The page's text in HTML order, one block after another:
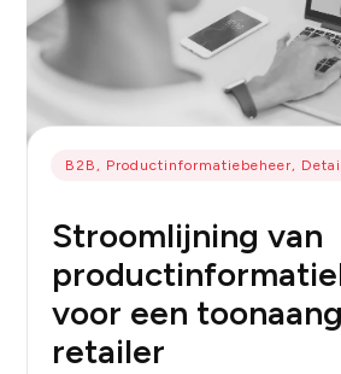
B2B, Productinformatiebeheer,
Stroomlijning van
voor een
retailer